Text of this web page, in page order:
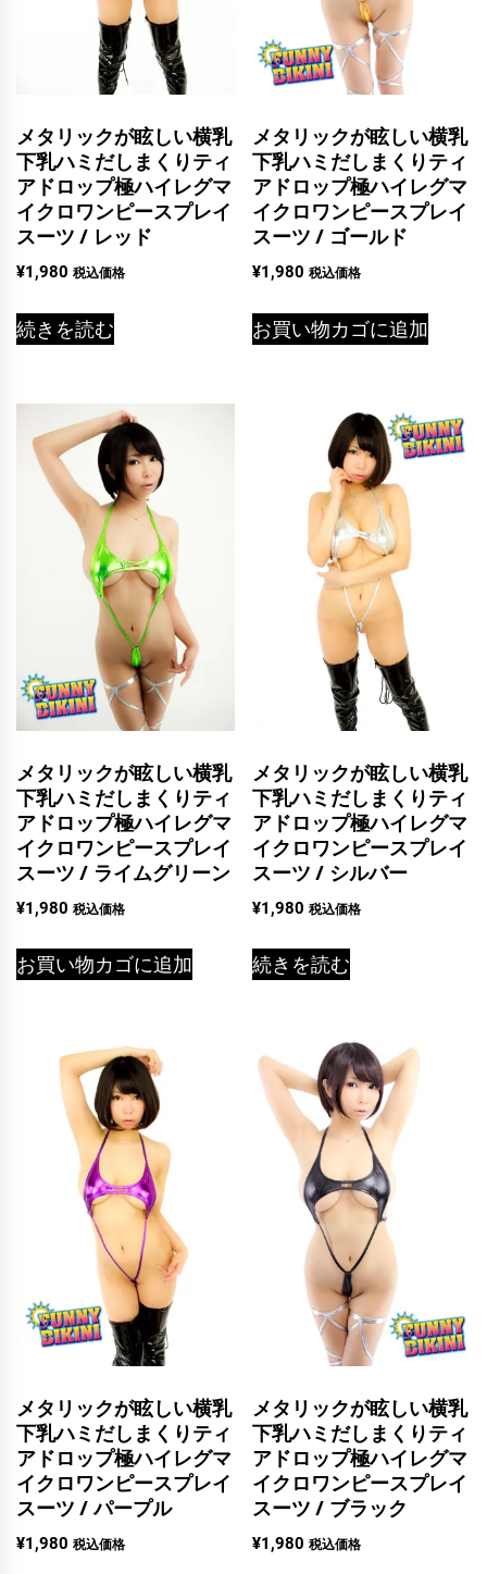
メタリックが眩しい横乳
下乳ハミだしまくりティ
アドロップ極ハイレグマ
イクロワンピースプレイ
スーツ / レッド
¥1,980 税込価格
続きを読む
メタリックが眩しい横乳
下乳ハミだしまくりティ
アドロップ極ハイレグマ
イクロワンピースプレイ
スーツ / ゴールド
¥1,980 税込価格
お買い物カゴに追加
メタリックが眩しい横乳
下乳ハミだしまくりティ
アドロップ極ハイレグマ
イクロワンピースプレイ
スーツ / ライムグリーン
¥1,980 税込価格
お買い物カゴに追加
メタリックが眩しい横乳
下乳ハミだしまくりティ
アドロップ極ハイレグマ
イクロワンピースプレイ
スーツ / シルバー
¥1,980 税込価格
続きを読む
メタリックが眩しい横乳
下乳ハミだしまくりティ
アドロップ極ハイレグマ
イクロワンピースプレイ
スーツ / パープル
¥1,980 税込価格
メタリックが眩しい横乳
下乳ハミだしまくりティ
アドロップ極ハイレグマ
イクロワンピースプレイ
スーツ / ブラック
¥1,980 税込価格